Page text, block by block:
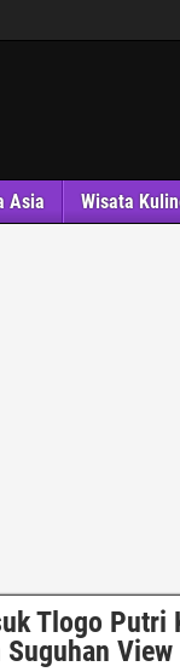
Asia Wisata
Tlogo Putri